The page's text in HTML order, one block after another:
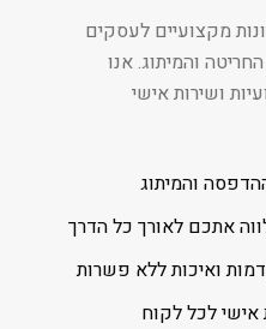
מקצועיים לעסקים
והמיתוג. אנו
ושירות אישי
והמיתוג
אתכם לאורך כל הדרך
ואיכות ללא פשרות
אישי לכל לקוח